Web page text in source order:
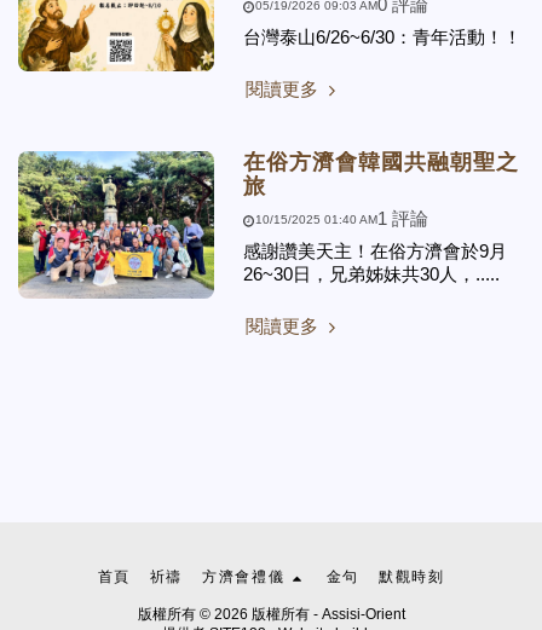
05/19/2026 09:03 AM0 評論
台灣泰山6/26~6/30：青年活動！！
閱讀更多
在俗方濟會韓國共融朝聖之
旅
10/15/2025 01:40 AM1 評論
感謝讚美天主！在俗方濟會於9月
26~30日，兄弟姊妹共30人，.....
閱讀更多
首頁 祈禱 方濟會禮儀 金句 默觀時刻
版權所有 © 2026 版權所有 - Assisi-Orient